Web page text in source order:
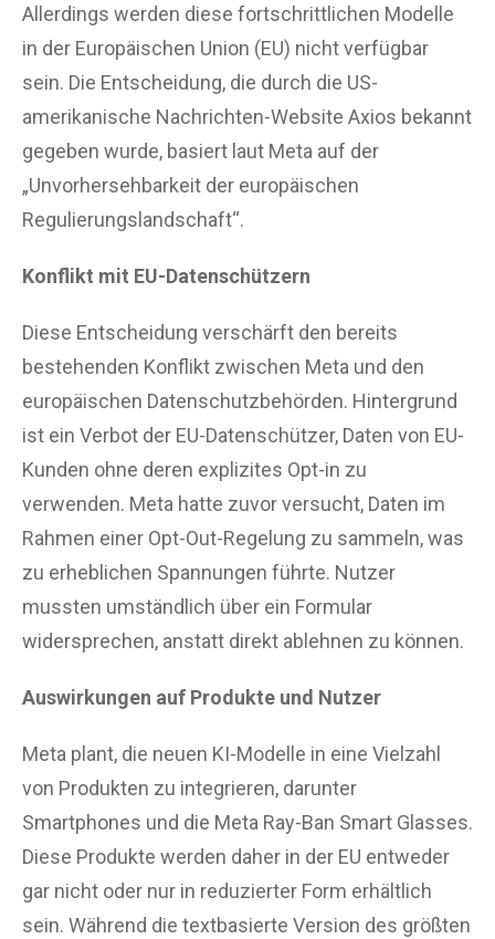
Allerdings werden diese fortschrittlichen Modelle
in der Europäischen Union (EU) nicht verfügbar
sein. Die Entscheidung, die durch die US-
amerikanische Nachrichten-Website Axios bekannt
gegeben wurde, basiert laut Meta auf der
„Unvorhersehbarkeit der europäischen
Regulierungslandschaft“.
Konflikt mit EU-Datenschützern
Diese Entscheidung verschärft den bereits
bestehenden Konflikt zwischen Meta und den
europäischen Datenschutzbehörden. Hintergrund
ist ein Verbot der EU-Datenschützer, Daten von EU-
Kunden ohne deren explizites Opt-in zu
verwenden. Meta hatte zuvor versucht, Daten im
Rahmen einer Opt-Out-Regelung zu sammeln, was
zu erheblichen Spannungen führte. Nutzer
mussten umständlich über ein Formular
widersprechen, anstatt direkt ablehnen zu können.
Auswirkungen auf Produkte und Nutzer
Meta plant, die neuen KI-Modelle in eine Vielzahl
von Produkten zu integrieren, darunter
Smartphones und die Meta Ray-Ban Smart Glasses.
Diese Produkte werden daher in der EU entweder
gar nicht oder nur in reduzierter Form erhältlich
sein. Während die textbasierte Version des größten